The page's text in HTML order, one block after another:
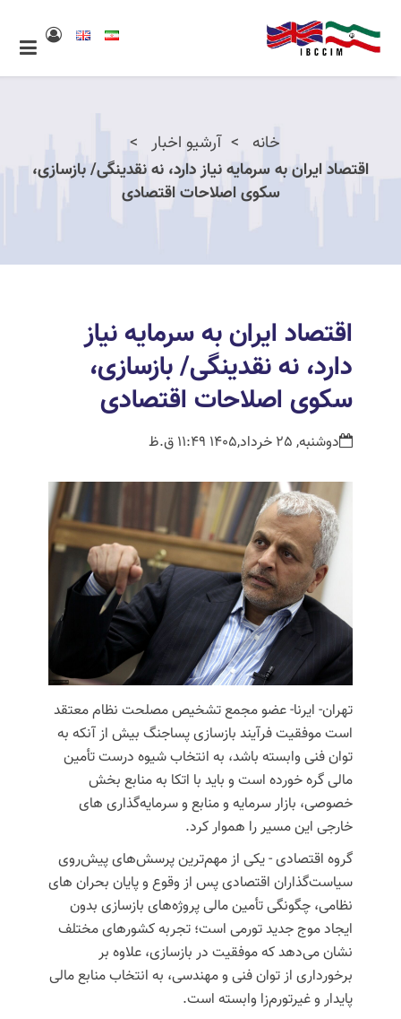
خانه
آرشیو اخبار
اقتصاد ایران به سرمایه نیاز دارد، نه نقدینگی/ بازسازی،
سکوی اصلاحات اقتصادی
اقتصاد ایران به سرمایه نیاز
دارد، نه نقدینگی/ بازسازی،
سکوی اصلاحات اقتصادی
دوشنبه, 25 خرداد,1405 11:49 ق.ظ
تهران- ایرنا- عضو مجمع تشخیص مصلحت نظام معتقد
است موفقیت فرآیند بازسازی پساجنگ بیش از آنکه به
توان فنی وابسته باشد، به انتخاب شیوه درست تأمین
مالی گره خورده است و باید با اتکا به منابع بخش
خصوصی، بازار سرمایه و منابع و سرمایه‌گذاری های
خارجی این مسیر را هموار کرد.
گروه اقتصادی -یکی از مهم‌ترین پرسش‌های پیش‌روی
سیاست‌گذاران اقتصادی پس از وقوع و پایان بحران های
نظامی، چگونگی تأمین مالی پروژه‌های بازسازی بدون
ایجاد موج جدید تورمی است؛ تجربه کشورهای مختلف
نشان می‌دهد که موفقیت در بازسازی، علاوه بر
برخورداری از توان فنی و مهندسی، به انتخاب منابع مالی
پایدار و غیرتورم‌زا وابسته است.